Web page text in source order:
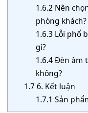
1.6.2 Nên
phòng khách?
1.6.3 Lỗi phổ
gì?
1.6.4Đèn âm
không?
1.76. Kết luận
1.7.1 Sản